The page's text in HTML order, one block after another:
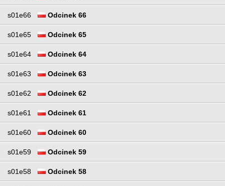
s01e66 Odcinek 66
s01e65 Odcinek 65
s01e64 Odcinek 64
s01e63 Odcinek 63
s01e62 Odcinek 62
s01e61 Odcinek 61
s01e60 Odcinek 60
s01e59 Odcinek 59
s01e58 Odcinek 58